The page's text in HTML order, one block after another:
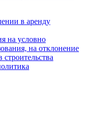
в аренду
на условно
на отклонение